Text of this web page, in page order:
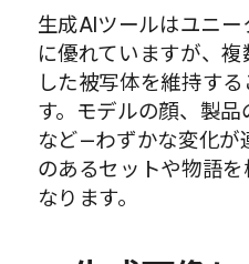
生成AIツールはユニ
に優れていますが、
した被写体を維持す
す。モデルの顔、製
など—わずかな変化が
のあるセットや物語
なります。